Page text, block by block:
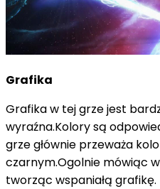
Grafika
Grafika w tej grze jest
wyraźna.Kolory są
grze głównie przeważa
czarnym.Ogolnie mówiąc
tworząc wspaniałą grafikę.